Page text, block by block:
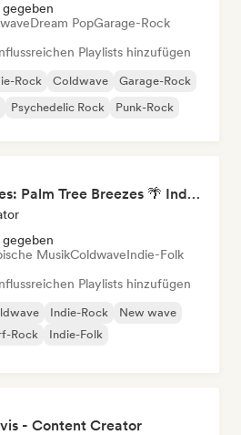
Dream PopGarage-Rock
Playlists hinzufügen
Rock Coldwave
Garage-Rock
Psychedelic Rock Punk-Rock
Beach vibes: Palm Tree Breezes 🌴 Indie Folk, Acoustic & Singer-Songwriter
MusikColdwaveIndie-Folk
Playlists hinzufügen
Indie-Rock
New wave
Rock
Indie-Folk
- Content Creator